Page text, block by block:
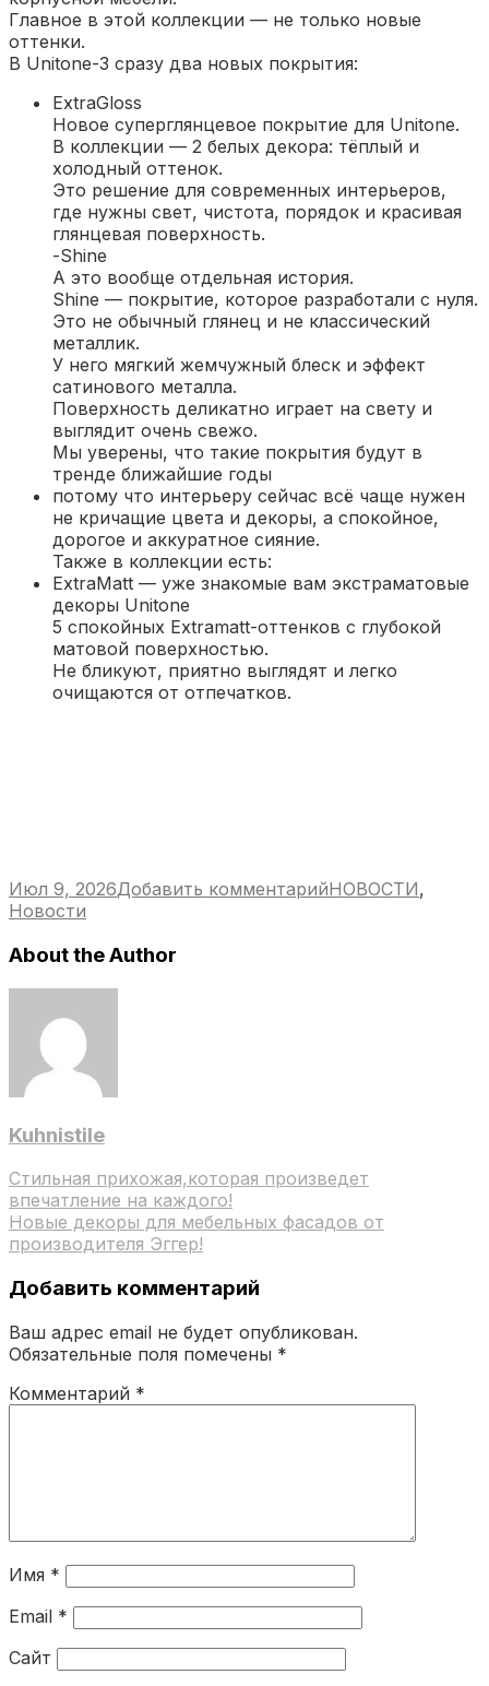
Главное в этой коллекции — не только новые
оттенки.
В Unitone-3 сразу два новых покрытия:
ExtraGloss
Новое суперглянцевое покрытие для Unitone.
В коллекции — 2 белых декора: тёплый и
холодный оттенок.
Это решение для современных интерьеров,
где нужны свет, чистота, порядок и красивая
глянцевая поверхность.
-Shine
А это вообще отдельная история.
Shine — покрытие, которое разработали с нуля.
Это не обычный глянец и не классический
металлик.
У него мягкий жемчужный блеск и эффект
сатинового металла.
Поверхность деликатно играет на свету и
выглядит очень свежо.
Мы уверены, что такие покрытия будут в
тренде ближайшие годы
потому что интерьеру сейчас всё чаще нужен
не кричащие цвета и декоры, а спокойное,
дорогое и аккуратное сияние.
Также в коллекции есть:
ExtraMatt — уже знакомые вам экстраматовые
декоры Unitone
5 спокойных Extramatt-оттенков с глубокой
матовой поверхностью.
Не бликуют, приятно выглядят и легко
очищаются от отпечатков.
Июл 9, 2026Добавить комментарийк
НОВОСТИ,
Новости
About the Author
Kuhnistile
Навигация
по
записям
Стильная прихожая,которая произведет
впечатление на каждого!
Новые декоры для мебельных фасадов от
производителя Эггер!
Добавить комментарий
Ваш адрес email не будет опубликован.
Обязательные поля помечены *
Комментарий *
Имя *
Email *
Сайт